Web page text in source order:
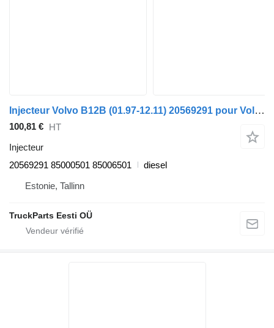
Injecteur Volvo B12B (01.97-12.11) 20569291 pour Volvo B6, B7, B9, B10, B12 bus (1978-2011)
100,81 € HT
Injecteur
20569291 85000501 85006501
diesel
Estonie, Tallinn
TruckParts Eesti OÜ